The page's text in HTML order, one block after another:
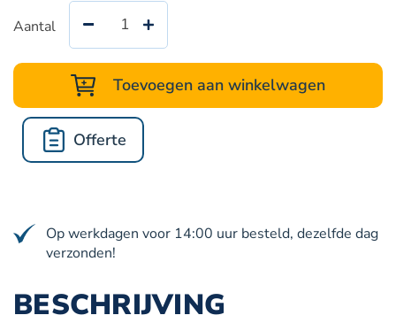
Aantal
Alsident
systeem
100
AS
ESD-
en
EX-
420
x
aantal
Toevoegen aan winkelwagen
Offerte
Op werkdagen voor 14:00 uur besteld, dezelfde dag
verzonden!
BESCHRIJVING